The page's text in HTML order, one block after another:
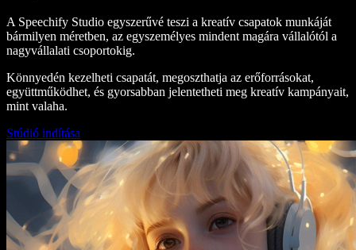
A Speechify Studio egyszerűvé teszi a kreatív csapatok munkáját
bármilyen méretben, az egyszemélyes mindent magára vállalótól a
nagyvállalati csoportokig.
Könnyedén kezelheti csapatát, megoszthatja az erőforrásokat,
együttműködhet, és gyorsabban jelentetheti meg kreatív kampányait,
mint valaha.
Stúdió indítása